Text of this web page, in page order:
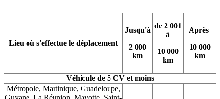
Lieu où s'effectue le déplacement
Jusqu'à
2 000
km
de 2 001
à
10 000
km
Après
10 000
km
Véhicule de 5 CV et moins
Métropole, Martinique, Guadeloupe,
Guyane, La Réunion, Mayotte, Saint-